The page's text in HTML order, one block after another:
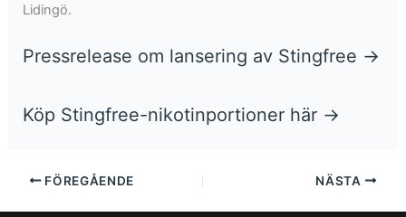
Lidingö.
Pressrelease om lansering av Stingfree →
Köp Stingfree-nikotinportioner här →
FÖREGÅENDE NÄSTA